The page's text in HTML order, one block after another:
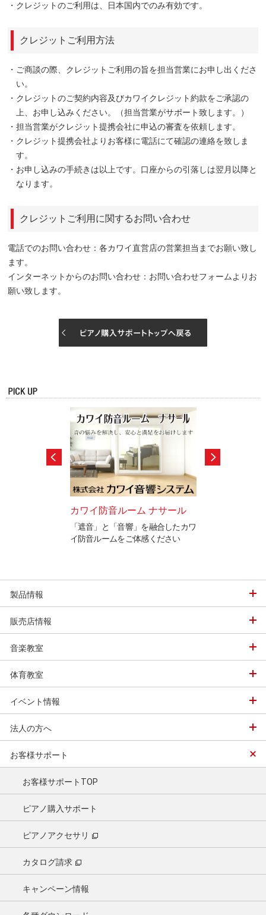
・クレジットのご利用は、日本国内でのみ有効です。
クレジットご利用方法
・ご商談の際、クレジットご利用の旨を担当営業にお申し出くださ
い。
・クレジットのご契約内容及びカワイクレジット約款をご承認の
上、お申し込みください。（担当営業がサポート致します。）
・担当営業がクレジット提携会社に申込の審査を依頼します。
・クレジット提携会社よりお客様に電話にて確認の連絡を致しま
す。
・お申し込みの手続きは以上です。口座からの引落しは翌月以降と
なります。
クレジットご利用に関するお問い合わせ
電話でのお問い合わせ： 各カワイ直営店の営業担当までお願い致し
ます。
インターネットからのお問い合わせ： お問い合わせフォーム よりお
願い致します。
カワイ防音ルーム ナサール
「遮音」と「音響」を融合したカワ
イ防音ルームをご体感ください
製品情報
販売店情報
音楽教室
体育教室
イベント情報
法人の方へ
お客様サポート
お客様サポートTOP
ピアノ購入サポート
ピアノアクセサリ
カタログ請求
キャンペーン情報